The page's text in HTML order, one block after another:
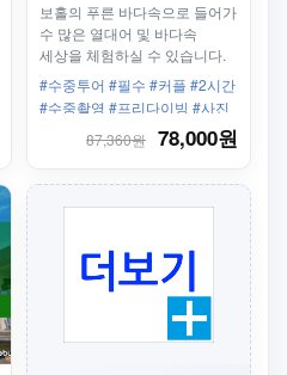
보홀의 푸른 바다속으로 들어가
수 많은 열대어 및 바다속
세상을 체험하실 수 있습니다.
다이빙 자격증이 없으셔도
됩니다.
#수중투어 #필수 #커플 #2시간
#수중촬영 #프리다이빙 #사진
촬영 #편도픽업 #인스타맛집
87,360원 78,000원